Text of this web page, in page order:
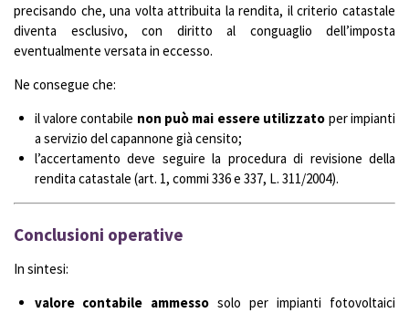
precisando che, una volta attribuita la rendita, il criterio catastale
diventa esclusivo, con diritto al conguaglio dell’imposta
eventualmente versata in eccesso.
Ne consegue che:
il valore contabile non può mai essere utilizzato per impianti
a servizio del capannone già censito;
l’accertamento deve seguire la procedura di revisione della
rendita catastale (art. 1, commi 336 e 337, L. 311/2004).
Conclusioni operative
In sintesi:
valore contabile ammesso solo per impianti fotovoltaici